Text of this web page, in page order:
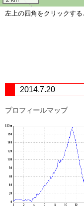
左上の四角をクリックする
2014.7.20
プロフィールマップ